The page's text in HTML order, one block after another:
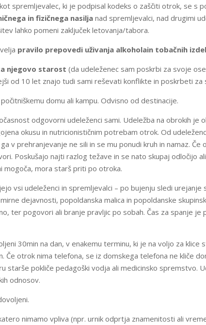
spremljevalec, ki je podpisal kodeks o zaščiti otrok, se s
in fizičnega nasilja nad spremljevalci, nad drugimi
lahko pomeni zaključek letovanja/tabora.
pravilo prepovedi uživanja alkoholain tobačnih
njegovo starost(da udeleženec sam poskrbi za svoje
od 10 let znajo tudi sami reševati konflikte in poskrbeti za
domu ali kampu. Odvisno od destinacije.
odgovorni udeleženci sami. Udeležba na obrokih
okusu in nutricionističnim potrebam otrok. Od
v prehranjevanje ne sili in se mu ponudi kruh in namaz.
Poskušajo najti razlog težave in se nato skupaj odločijo
mogoča, mora starš priti po otroka.
vsi udeleženci in spremljevalci – po bujenju sledi urejanje
dejavnosti, popoldanska malica in popoldanske
ter pogovori ali branje pravljic po sobah. Čas za spanje je
30min na dan, v enakemu terminu, ki je na voljo za klice
Če otrok nima telefona, se iz domskega telefona ne kliče
starše pokliče pedagoški vodja ali medicinsko spremstvo.
odnosov.
nimamo vpliva (npr. urnik odprtja znamenitosti ali